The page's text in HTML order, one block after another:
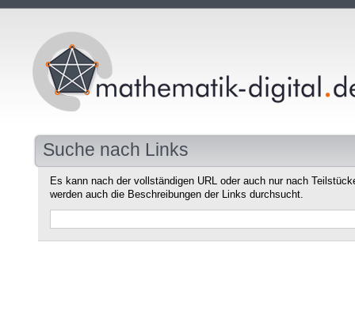
Suche nach Links
Es kann nach der vollständigen URL oder auch nur nach
werden auch die Beschreibungen der Links durchsucht.